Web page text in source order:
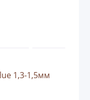
1,3-1,5мм